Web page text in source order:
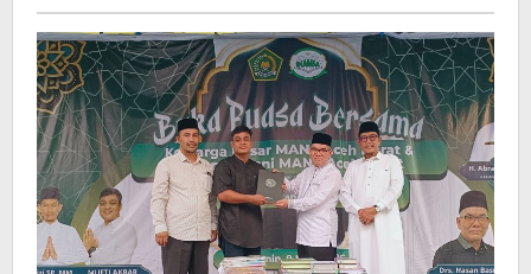
Mushaf
Al-
Qur’an
dan
Santuni
Warga
Kurang
Mampu